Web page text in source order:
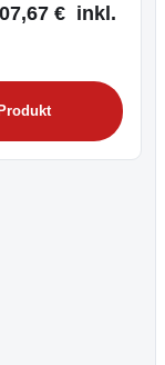
€ inkl.